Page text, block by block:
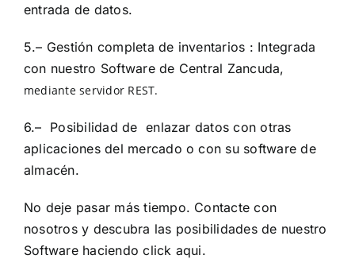
entrada de datos.
5.– Gestión completa de inventarios : Integrada
con nuestro Software de Central Zancuda,
mediante servidor REST.
6.– Posibilidad de enlazar datos con otras
aplicaciones del mercado o con su software de
almacén.
No deje pasar más tiempo. Contacte con
nosotros y descubra las posibilidades de nuestro
Software haciendo click aqui.